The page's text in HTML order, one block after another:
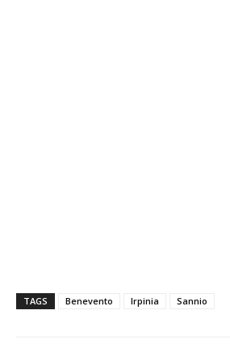
TAGS Benevento Irpinia Sannio